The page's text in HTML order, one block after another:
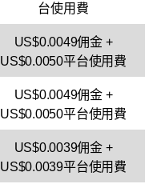
台使用費
US$0.0049佣金 +
US$0.0050平台使用費
US$0.0049佣金 +
US$0.0050平台使用費
US$0.0039佣金 +
US$0.0039平台使用費